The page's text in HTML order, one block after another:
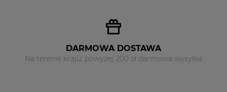
DARMOWA DOSTAWA
Na terenie kraju, powyżej 200 zł darmowa wysyłka